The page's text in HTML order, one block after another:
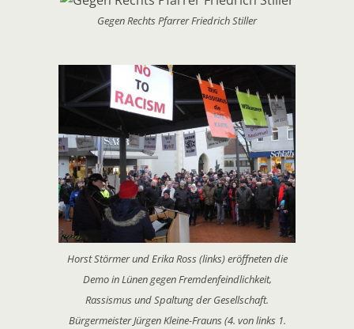
Gegen Rechts Pfarrer Friedrich Stiller
Horst Störmer und Erika Ross (links) eröffneten die
Demo in Lünen gegen Fremdenfeindlichkeit,
Rassismus und Spaltung der Gesellschaft.
Bürgermeister Jürgen Kleine-Frauns (4. von links 1.